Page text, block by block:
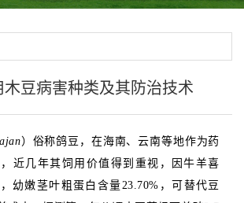
豆病害种类及其防治技术
）俗称鸽豆，在海南、云南等地作为药
近几年其饲用价值得到重视，因牛羊喜
幼嫩茎叶粗蛋白含量23.70%，可替代豆